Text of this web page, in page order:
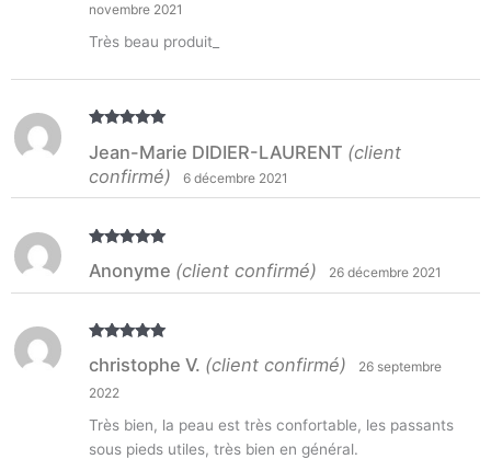
novembre 2021
Très beau produit_
5
Jean-Marie DIDIER-LAURENT (client
confirmé)
6 décembre 2021
5
Anonyme (client confirmé) 26 décembre 2021
5
christophe V. (client confirmé)
26 septembre
2022
Très bien, la peau est très confortable, les passants
sous pieds utiles, très bien en général.